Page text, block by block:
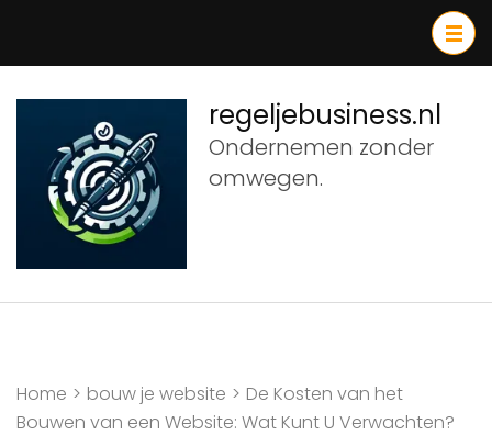
inhoud
(druk
Enter)
regeljebusiness.nl
Ondernemen zonder
omwegen.
Home > bouw je website > De Kosten van het
Bouwen van een Website: Wat Kunt U Verwachten?